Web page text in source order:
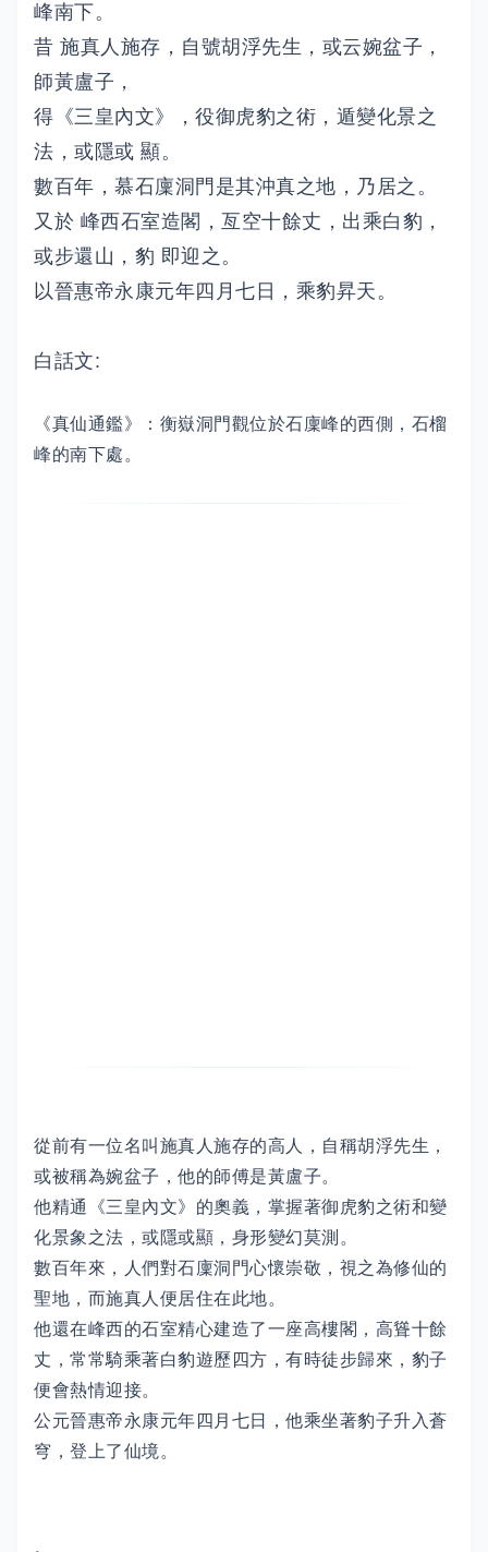
峰南下。
昔 施真人施存，自號胡浮先生，或云婉盆子，
師黃盧子，
得《三皇內文》，役御虎豹之術，遁變化景之
法，或隱或 顯。
數百年，慕石廩洞門是其沖真之地，乃居之。
又於 峰西石室造閣，亙空十餘丈，出乘白豹，
或步還山，豹 即迎之。
以晉惠帝永康元年四月七日，乘豹昇天。
白話文:
《真仙通鑑》：衡嶽洞門觀位於石廩峰的西側，石榴
峰的南下處。
從前有一位名叫施真人施存的高人，自稱胡浮先生，
或被稱為婉盆子，他的師傅是黃盧子。
他精通《三皇內文》的奧義，掌握著御虎豹之術和變
化景象之法，或隱或顯，身形變幻莫測。
數百年來，人們對石廩洞門心懷崇敬，視之為修仙的
聖地，而施真人便居住在此地。
他還在峰西的石室精心建造了一座高樓閣，高聳十餘
丈，常常騎乘著白豹遊歷四方，有時徒步歸來，豹子
便會熱情迎接。
公元晉惠帝永康元年四月七日，他乘坐著豹子升入蒼
穹，登上了仙境。
。